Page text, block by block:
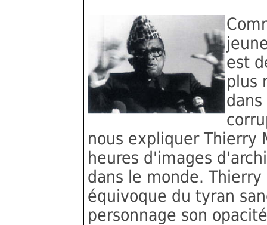
est
plus
nous expliquer Thierry
heures d'images
dans le monde.
équivoque du tyran
personnage son